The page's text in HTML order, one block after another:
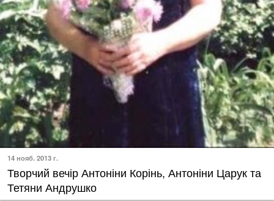
14 нояб. 2013 г.
Творчий вечір Антоніни Корінь, Антоніни Царук та
Тетяни Андрушко